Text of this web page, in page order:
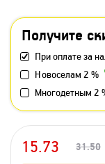
Получите
При оплате за
Новоселам 2 %
Многодетным 2
15.73 31.50